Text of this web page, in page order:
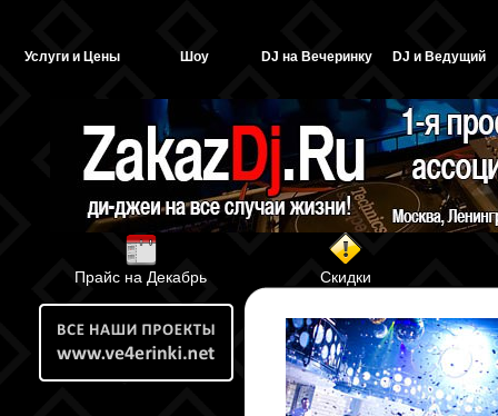
Услуги и Цены Шоу DJ на Вечеринку DJ и Ведущий
Прайс на Декабрь Скидки